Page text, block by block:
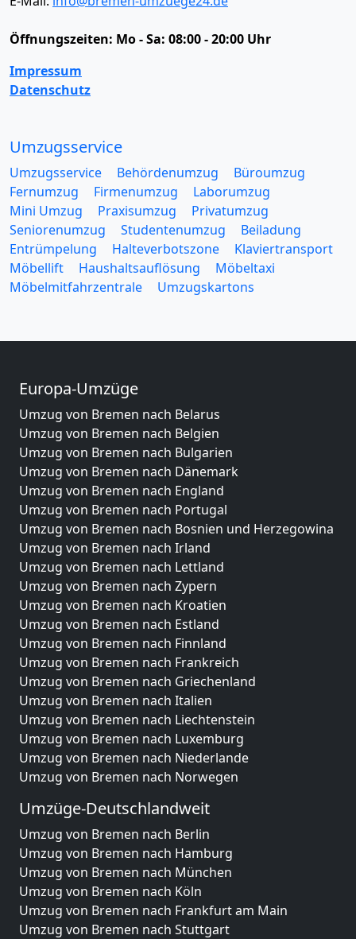
Öffnungszeiten: Mo - Sa: 08:00 - 20:00 Uhr
Impressum
Datenschutz
Umzugsservice
Umzugsservice Behördenumzug
Büroumzug
Fernumzug
Firmenumzug
Laborumzug
Mini Umzug
Praxisumzug
Privatumzug
Seniorenumzug
Studentenumzug
Beiladung
Entrümpelung
Halteverbotszone
Klaviertransport
Möbellift
Haushaltsauflösung
Möbeltaxi
Möbelmitfahrzentrale
Umzugskartons
Europa-Umzüge
Umzug von Bremen nach Belarus
Umzug von Bremen nach Belgien
Umzug von Bremen nach Bulgarien
Umzug von Bremen nach Dänemark
Umzug von Bremen nach England
Umzug von Bremen nach Portugal
Umzug von Bremen nach Bosnien und Herzegowina
Umzug von Bremen nach Irland
Umzug von Bremen nach Lettland
Umzug von Bremen nach Zypern
Umzug von Bremen nach Kroatien
Umzug von Bremen nach Estland
Umzug von Bremen nach Finnland
Umzug von Bremen nach Frankreich
Umzug von Bremen nach Griechenland
Umzug von Bremen nach Italien
Umzug von Bremen nach Liechtenstein
Umzug von Bremen nach Luxemburg
Umzug von Bremen nach Niederlande
Umzug von Bremen nach Norwegen
Umzüge-Deutschlandweit
Umzug von Bremen nach Berlin
Umzug von Bremen nach Hamburg
Umzug von Bremen nach München
Umzug von Bremen nach Köln
Umzug von Bremen nach Frankfurt am Main
Umzug von Bremen nach Stuttgart